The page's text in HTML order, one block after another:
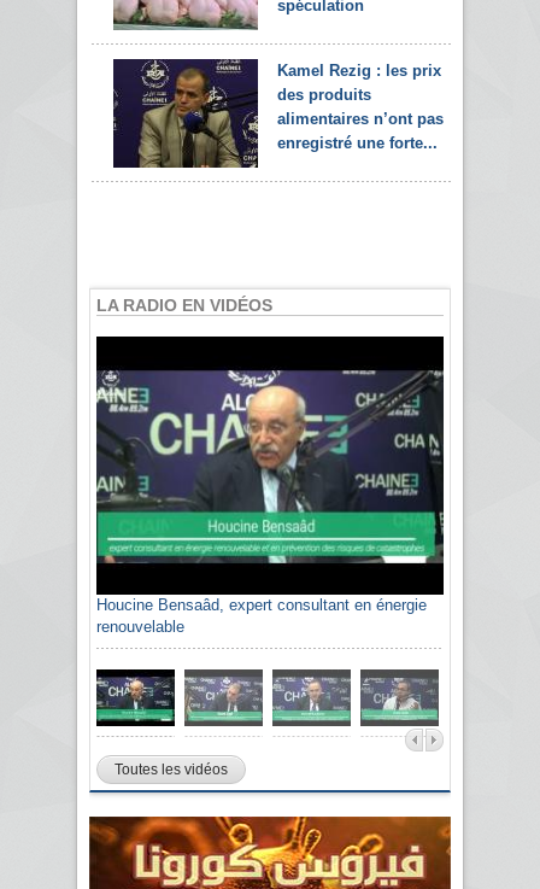
spéculation
Kamel Rezig : les prix
des produits
alimentaires n’ont pas
enregistré une forte...
LA RADIO EN VIDÉOS
Houcine Bensaâd, expert consultant en énergie
renouvelable
Toutes les vidéos